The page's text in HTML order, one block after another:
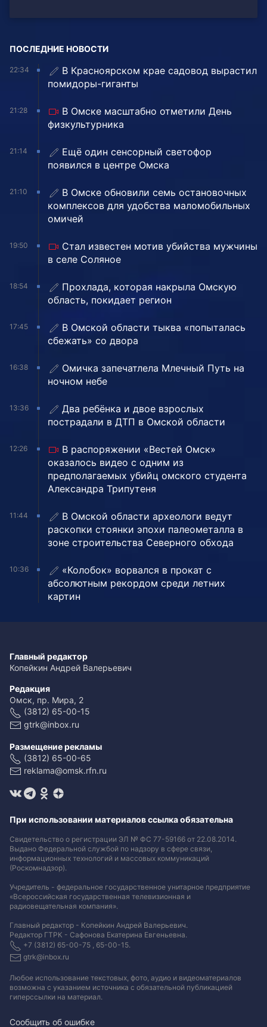
ПОСЛЕДНИЕ НОВОСТИ
22:34
В Красноярском крае садовод вырастил
помидоры-гиганты
21:28
В Омске масштабно отметили День
физкультурника
21:14
Ещё один сенсорный светофор
появился в центре Омска
21:10
В Омске обновили семь остановочных
комплексов для удобства маломобильных
омичей
19:50
Стал известен мотив убийства мужчины
в селе Соляное
18:54
Прохлада, которая накрыла Омскую
область, покидает регион
17:45
В Омской области тыква «попыталась
сбежать» со двора
16:38
Омичка запечатлела Млечный Путь на
ночном небе
13:36
Два ребёнка и двое взрослых
пострадали в ДТП в Омской области
12:26
В распоряжении «Вестей Омск»
оказалось видео с одним из
предполагаемых убийц омского студента
Александра Трипутеня
11:44
В Омской области археологи ведут
раскопки стоянки эпохи палеометалла в
зоне строительства Северного обхода
10:36
«Колобок» ворвался в прокат с
абсолютным рекордом среди летних
картин
Главный редактор
Копейкин Андрей Валерьевич
Редакция
Омск, пр. Мира, 2
(3812) 65-00-15
gtrk@inbox.ru
Размещение рекламы
(3812) 65-00-65
reklama@omsk.rfn.ru
При использовании материалов ссылка обязательна
Свидетельство о регистрации ЭЛ № ФС 77-59166 от 22.08.2014.
Выдано Федеральной службой по надзору в сфере связи,
информационных технологий и массовых коммуникаций
(Роскомнадзор).
Учредитель - федеральное государственное унитарное предприятие
«Всероссийская государственная телевизионная и
радиовещательная компания».
Главный редактор - Копейкин Андрей Валерьевич.
Редактор ГТРК - Сафонова Екатерина Евгеньевна.
+7 (3812) 65-00-75 , 65-00-15.
gtrk@inbox.ru
Любое использование текстовых, фото, аудио и видеоматериалов
возможна с указанием источника с обязательной публикацией
гиперссылки на материал.
Сообщить об ошибке